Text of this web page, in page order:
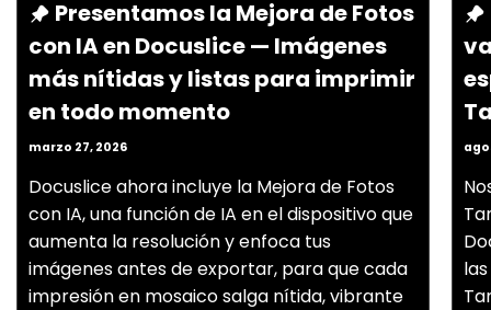
Presentamos la Mejora de Fotos
con IA en Docuslice — Imágenes
más nítidas y listas para imprimir
en todo momento
marzo 27, 2026
Docuslice ahora incluye la Mejora de Fotos
con IA, una función de IA en el dispositivo que
aumenta la resolución y enfoca tus
imágenes antes de exportar, para que cada
impresión en mosaico salga nítida, vibrante